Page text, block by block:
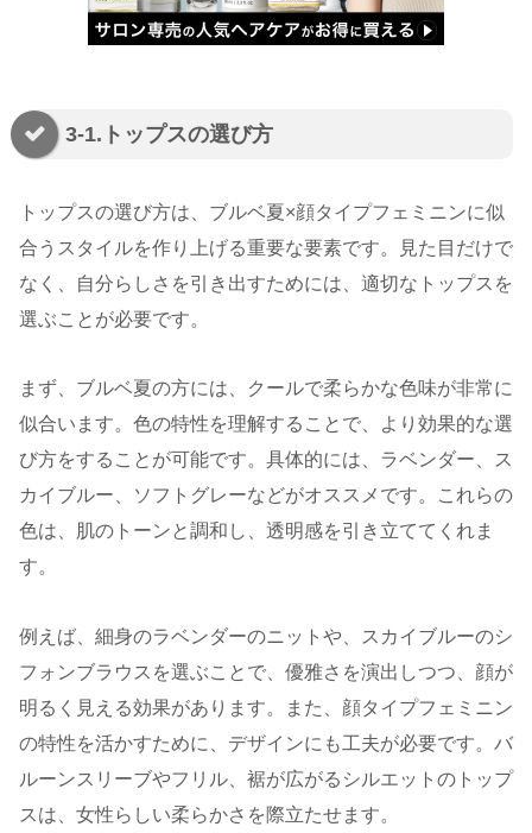
3-1.トップスの選び方
トップスの選び方は、ブルベ夏×顔タイプフェミニンに似
合うスタイルを作り上げる重要な要素です。見た目だけで
なく、自分らしさを引き出すためには、適切なトップスを
選ぶことが必要です。
まず、ブルベ夏の方には、クールで柔らかな色味が非常に
似合います。色の特性を理解することで、より効果的な選
び方をすることが可能です。具体的には、ラベンダー、ス
カイブルー、ソフトグレーなどがオススメです。これらの
色は、肌のトーンと調和し、透明感を引き立ててくれま
す。
例えば、細身のラベンダーのニットや、スカイブルーのシ
フォンブラウスを選ぶことで、優雅さを演出しつつ、顔が
明るく見える効果があります。また、顔タイプフェミニン
の特性を活かすために、デザインにも工夫が必要です。バ
ルーンスリーブやフリル、裾が広がるシルエットのトップ
スは、女性らしい柔らかさを際立たせます。